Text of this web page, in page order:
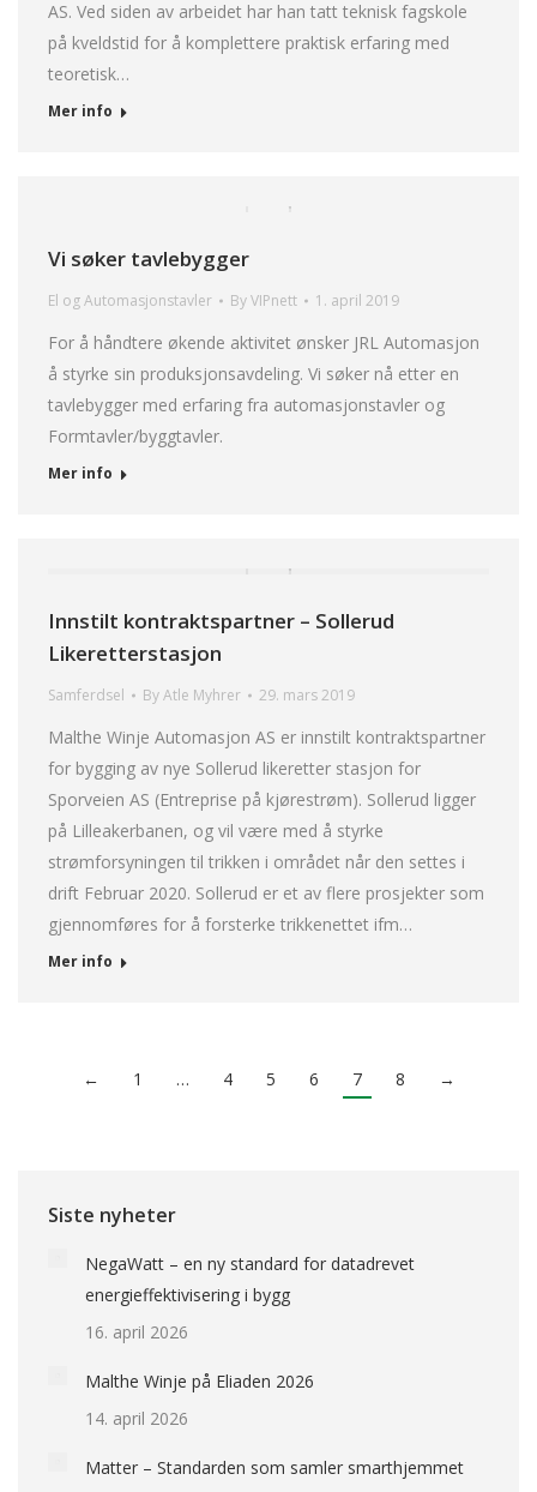
AS. Ved siden av arbeidet har han tatt teknisk fagskole
på kveldstid for å komplettere praktisk erfaring med
teoretisk…
Mer info
Vi søker tavlebygger
El og Automasjonstavler ByVIPnett 1. april 2019
For å håndtere økende aktivitet ønsker JRL Automasjon
å styrke sin produksjonsavdeling. Vi søker nå etter en
tavlebygger med erfaring fra automasjonstavler og
Formtavler/byggtavler.
Mer info
Innstilt kontraktspartner – Sollerud
Likeretterstasjon
Samferdsel ByAtle Myhrer 29. mars 2019
Malthe Winje Automasjon AS er innstilt kontraktspartner
for bygging av nye Sollerud likeretter stasjon for
Sporveien AS (Entreprise på kjørestrøm). Sollerud ligger
på Lilleakerbanen, og vil være med å styrke
strømforsyningen til trikken i området når den settes i
drift Februar 2020. Sollerud er et av flere prosjekter som
gjennomføres for å forsterke trikkenettet ifm…
Mer info
← 1 … 4 5 6 7 8 →
Siste nyheter
NegaWatt – en ny standard for datadrevet
energieffektivisering i bygg
16. april 2026
Malthe Winje på Eliaden 2026
14. april 2026
Matter – Standarden som samler smarthjemmet